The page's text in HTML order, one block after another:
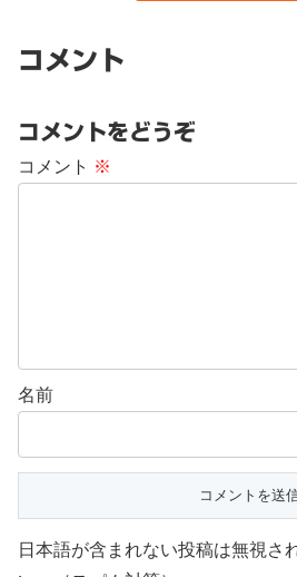
コメント
コメントをどうぞ
コメント ※
名前
日本語が含まれない投稿は無視さ